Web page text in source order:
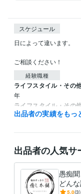
スケジュール
日によって違います。
ご相談ください！
経験職種
ライフスタイル・その
年
ライフスタイル・その
ライフスタイル・その
出品者の実績をもっ
出品者の人気サ
愚痴
どん
5.0(3)